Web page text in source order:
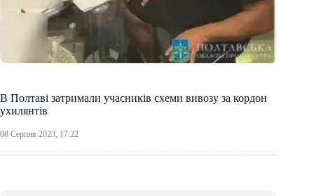
В Полтаві затримали учасників схеми вивозу за кордон
ухилянтів
08 Серпня 2023, 17:22